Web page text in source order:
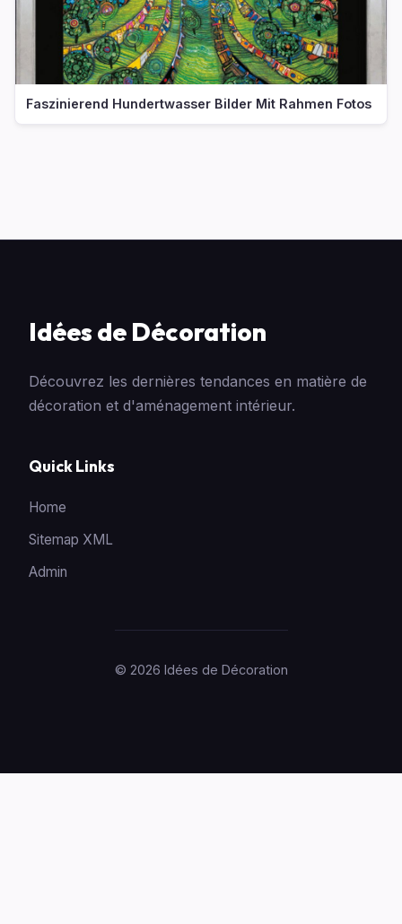
Faszinierend Hundertwasser Bilder Mit Rahmen Fotos
Idées de Décoration
Découvrez les dernières tendances en matière de
décoration et d'aménagement intérieur.
Quick Links
Home
Sitemap XML
Admin
© 2026 Idées de Décoration